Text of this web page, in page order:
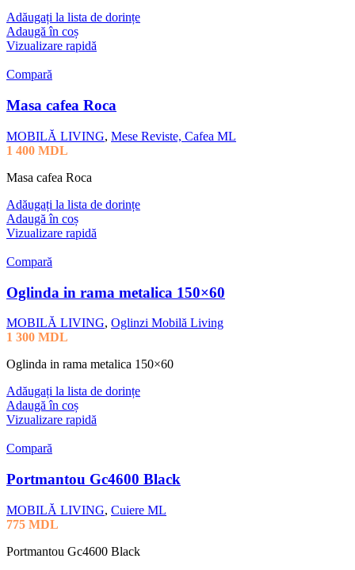
Adăugați la lista de dorințe
Adaugă în coș
Vizualizare rapidă
Compară
Masa cafea Roca
MOBILĂ LIVING, Mese Reviste, Cafea ML
1 400 MDL
Masa cafea Roca
Adăugați la lista de dorințe
Adaugă în coș
Vizualizare rapidă
Compară
Oglinda in rama metalica 150×60
MOBILĂ LIVING, Oglinzi Mobilă Living
1 300 MDL
Oglinda in rama metalica 150×60
Adăugați la lista de dorințe
Adaugă în coș
Vizualizare rapidă
Compară
Portmantou Gc4600 Black
MOBILĂ LIVING, Cuiere ML
775 MDL
Portmantou Gc4600 Black